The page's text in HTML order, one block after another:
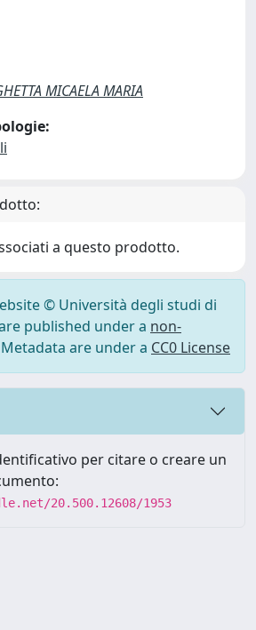
MICAELA MARIA
a questo prodotto.
© Università degli studi di
published under a non-
are under a CC0 License
per citare o creare un
20.500.12608/1953